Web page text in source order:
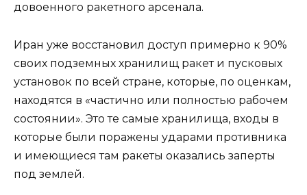
довоенного ракетного арсенала.
Иран уже восстановил доступ примерно к 90%
своих подземных хранилищ ракет и пусковых
установок по всей стране, которые, по оценкам,
находятся в «частично или полностью рабочем
состоянии». Это те самые хранилища, входы в
которые были поражены ударами противника
и имеющиеся там ракеты оказались заперты
под землей.